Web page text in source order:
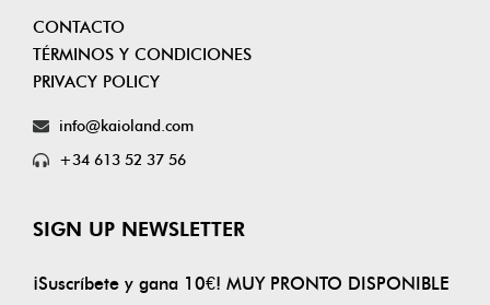
SIGN UP NEWSLETTER
¡Suscríbete y gana 10€! MUY PRONTO DISPONIBLE
CONTACTO
TÉRMINOS Y CONDICIONES
PRIVACY POLICY
info@kaioland.com
+34 613 52 37 56